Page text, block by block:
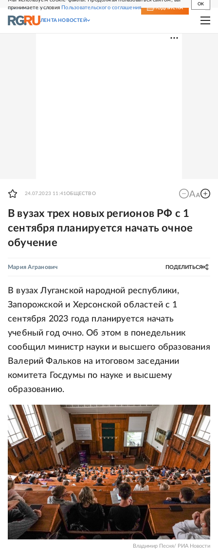
принимаете условия Пользовательского соглашения
OK
СВЕЖИЙ НОМЕР ПОДПИСКА
ЛЕНТА НОВОСТЕЙ
24.07.2023 11:41ОБЩЕСТВО
В вузах трех новых регионов РФ с 1
сентября планируется начать очное
обучение
Мария Агранович ПОДЕЛИТЬСЯ
В вузах Луганской народной республики,
Запорожской и Херсонской областей с 1
сентября 2023 года планируется начать
учебный год очно. Об этом в понедельник
сообщил министр науки и высшего образования
Валерий Фальков на итоговом заседании
комитета Госдумы по науке и высшему
образованию.
Владимир Песня/ РИА Новости